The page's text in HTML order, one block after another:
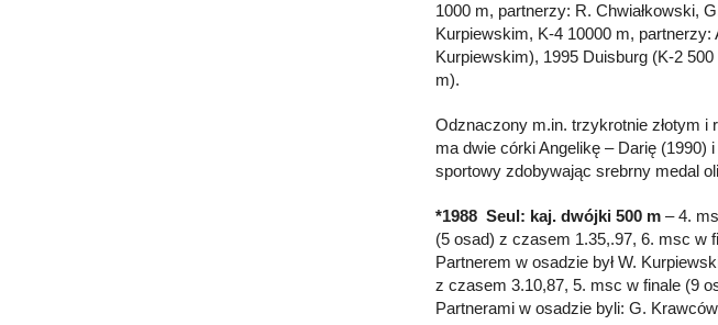
1000 m, partnerzy: R. Chwiałkowski,
Kurpiewskim, K-4 10000 m,
Kurpiewskim), 1995 Duisburg (K-2
m).
Odznaczony m.in. trzykrotnie złotym
ma dwie córki Angelikę – Darię (1990)
sportowy zdobywając srebrny medal
*1988 Seul: kaj. dwójki 500 m – 4.
(5 osad) z czasem 1.35,.97, 6. msc w
Partnerem w osadzie był W.
z czasem 3.10,87, 5. msc w finale (9
Partnerami w osadzie byli: G.